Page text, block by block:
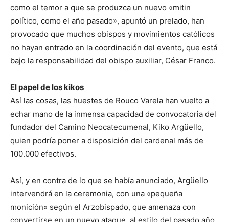
como el temor a que se produzca un nuevo «mitin
político, como el año pasado», apuntó un prelado, han
provocado que muchos obispos y movimientos católicos
no hayan entrado en la coordinación del evento, que está
bajo la responsabilidad del obispo auxiliar, César Franco.
El papel de los kikos
Así las cosas, las huestes de Rouco Varela han vuelto a
echar mano de la inmensa capacidad de convocatoria del
fundador del Camino Neocatecumenal, Kiko Argüello,
quien podría poner a disposición del cardenal más de
100.000 efectivos.
Así, y en contra de lo que se había anunciado, Argüello
intervendrá en la ceremonia, con una «pequeña
monición» según el Arzobispado, que amenaza con